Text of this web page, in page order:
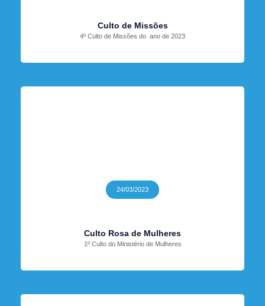
Culto de Missões
4º Culto de Missões do ano de 2023
24/03/2023
Culto Rosa de Mulheres
1º Culto do Ministério de Mulheres